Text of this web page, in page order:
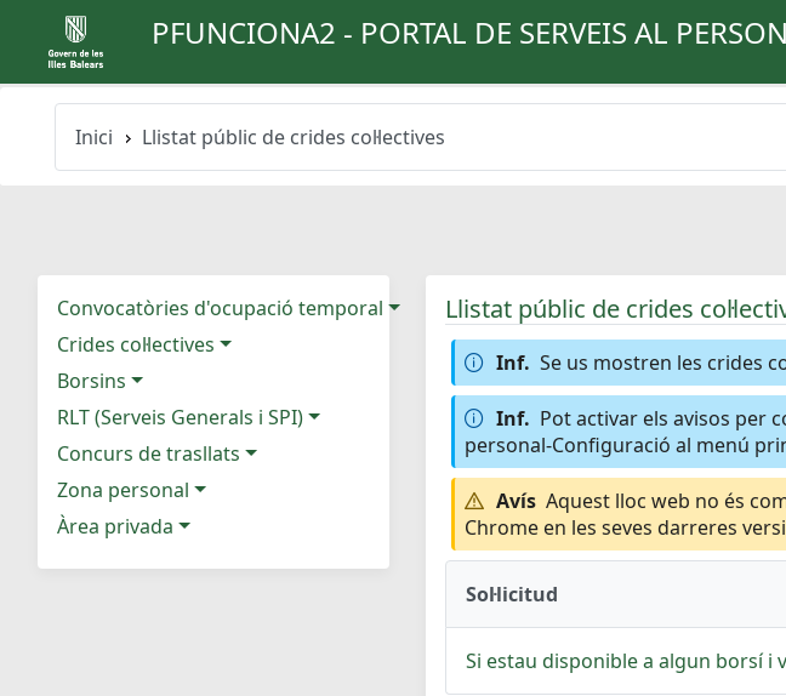
PFUNCIONA2 - PORTAL DE SERVEIS AL
Inici Llistat públic de crides col·lectives
Convocatòries d'ocupació temporal
Crides col·lectives
Borsins
RLT (Serveis Generals i SPI)
Concurs de trasllats
Zona personal
Àrea privada
Llistat públic de crides
Inf. Se us mostren les crides
Inf. Pot activar els avisos per
personal-Configuració al menú
Avís Aquest lloc web no és
Chrome en les seves darreres
Sol·licitud
Si estau disponible a algun borsí i